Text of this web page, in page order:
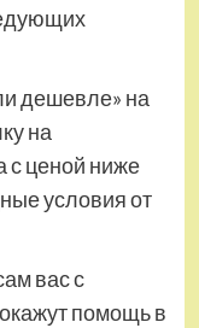
дешевле» на
на
с ценой ниже
условия от
вас с
помощь в